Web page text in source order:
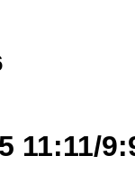
11:11/